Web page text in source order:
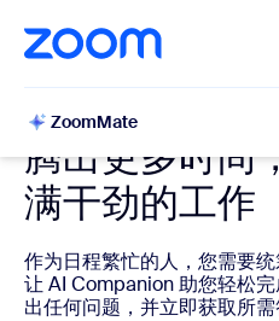
至主要内容
至帮助聊天
ZoomMate
腾出更多时间
满干劲的工作
作为日程繁忙的人，您需要
让 AI Companion 助您轻松
出任何问题，并立即获取所需